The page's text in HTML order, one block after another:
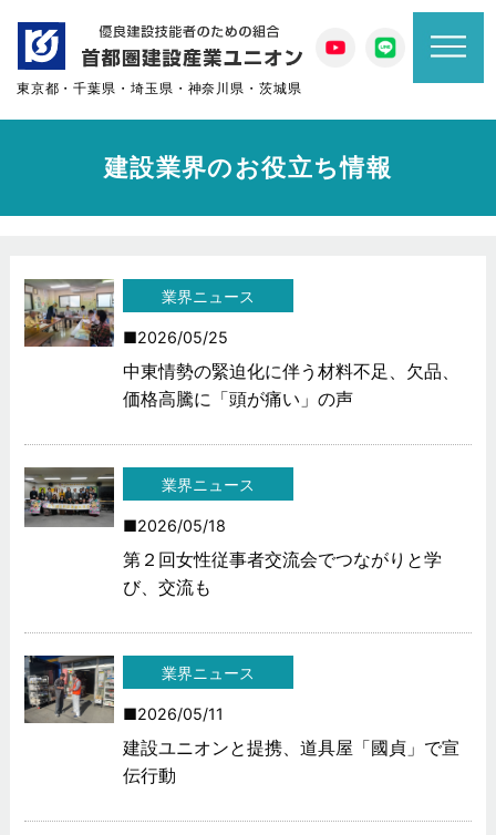
東京都・千葉県・埼玉県・神奈川県・茨城県
建設業界のお役立ち情報
業界ニュース
2026/05/25
中東情勢の緊迫化に伴う材料不足、欠品、
価格高騰に「頭が痛い」の声
業界ニュース
2026/05/18
第２回女性従事者交流会でつながりと学
び、交流も
業界ニュース
2026/05/11
建設ユニオンと提携、道具屋「國貞」で宣
伝行動